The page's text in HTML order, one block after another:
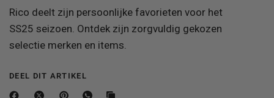
Rico deelt zijn persoonlijke favorieten voor het
SS25 seizoen. Ontdek zijn zorgvuldig gekozen
selectie merken en items.
DEEL DIT ARTIKEL